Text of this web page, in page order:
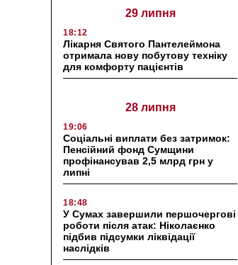
29 липня
18:12
Лікарня Святого Пантелеймона
отримала нову побутову техніку
для комфорту пацієнтів
28 липня
19:06
Соціальні виплати без затримок:
Пенсійний фонд Сумщини
профінансував 2,5 млрд грн у
липні
18:48
У Сумах завершили першочергові
роботи після атак: Ніколаєнко
підбив підсумки ліквідації
наслідків